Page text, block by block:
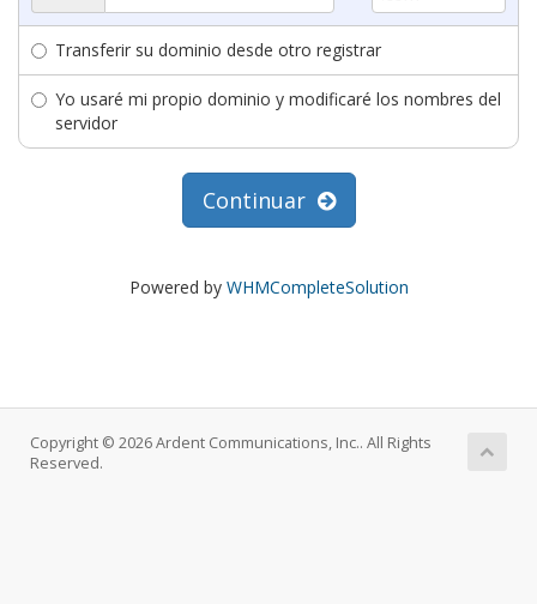
Transferir su dominio desde otro registrar
Yo usaré mi propio dominio y modificaré los nombres del
servidor
Continuar
Powered by WHMCompleteSolution
Copyright © 2026 Ardent Communications, Inc.. All Rights
Reserved.